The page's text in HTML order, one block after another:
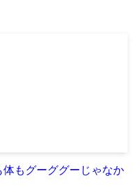
もグーググーじゃなか